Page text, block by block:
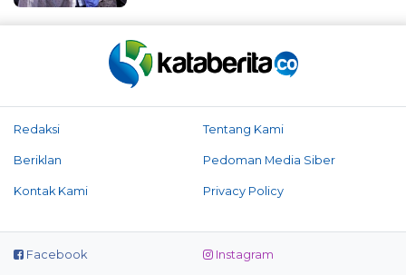
Redaksi Tentang Kami
Beriklan Pedoman Media Siber
Kontak Kami Privacy Policy
Facebook Instagram